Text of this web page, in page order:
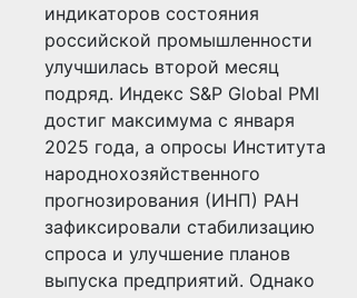
индикаторов состояния
российской промышленности
улучшилась второй месяц
подряд. Индекс S&P Global PMI
достиг максимума с января
2025 года, а опросы Института
народнохозяйственного
прогнозирования (ИНП) РАН
зафиксировали стабилизацию
спроса и улучшение планов
выпуска предприятий. Однако